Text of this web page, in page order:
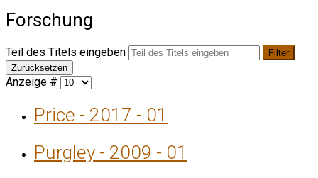
Forschung
Teil des Titels eingeben
Filter
Zurücksetzen
Anzeige #
Price - 2017 - 01
Purgley - 2009 - 01